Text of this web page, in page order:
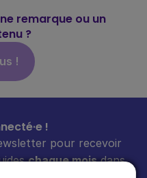
remarque ou un
?
!
!
pour recevoir
chaque moisdans